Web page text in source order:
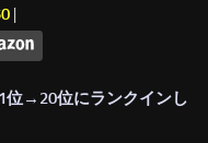
位→20位にランクインし